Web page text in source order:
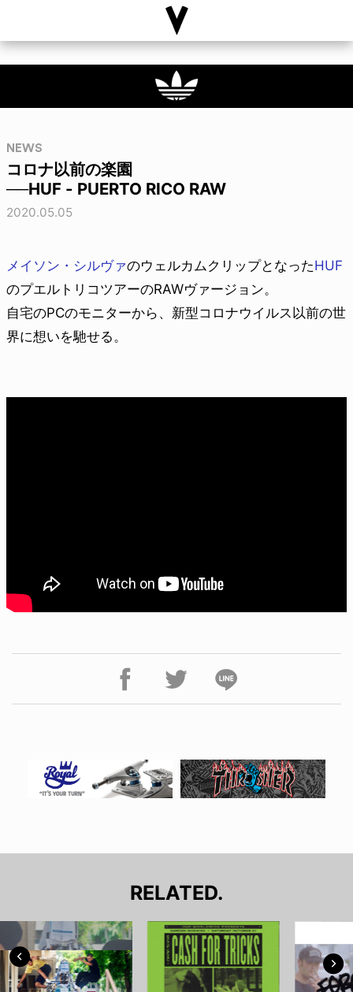
NEWS
コロナ以前の楽園
──HUF - PUERTO RICO RAW
2020.05.05
メイソン・シルヴァのウェルカムクリップとなったHUF
のプエルトリコツアーのRAWヴァージョン。
自宅のPCのモニターから、新型コロナウイルス以前の世
界に想いを馳せる。
RELATED.